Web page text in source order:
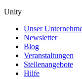
Unity
Unser
Newsletter
Blog
Veranstaltungen
Stellenangebote
Hilfe